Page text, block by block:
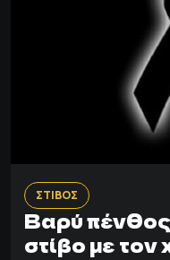
ΣΤΙΒΟΣ
Βαρύ πένθος
στίβο με